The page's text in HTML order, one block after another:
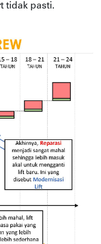
tidak pasti.